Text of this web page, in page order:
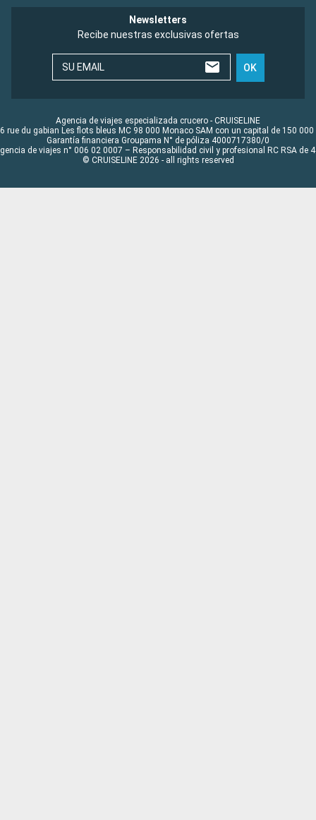
Newsletters
Recibe nuestras exclusivas ofertas
SU EMAIL OK
Agencia de viajes especializada crucero - CRUISELINE
rue du gabian Les flots bleus MC 98 000 Monaco SAM con un capital de 150 000
Garantía financiera Groupama N° de póliza 4000717380/0
de viajes n° 006 02 0007 – Responsabilidad civil y profesional RC RSA de
© CRUISELINE 2026 - all rights reserved